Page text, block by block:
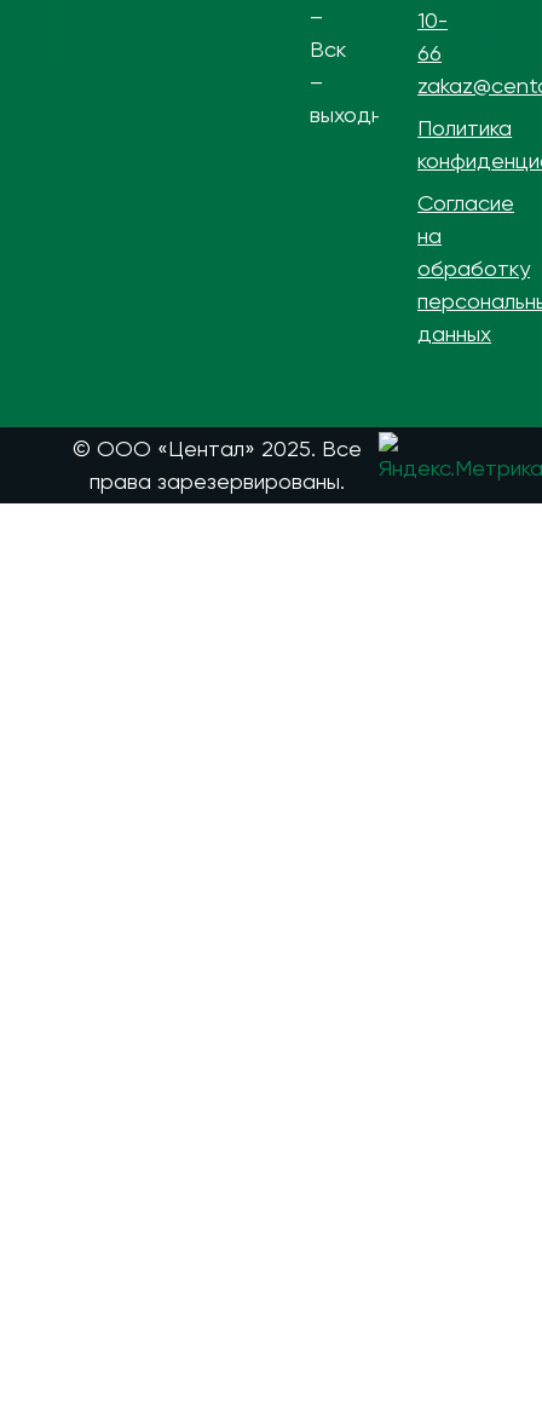
–
Вск
–
выходной
10-
66
Политика
Согласие
на
обработку
данных
© ООО «Центал» 2025. Все
права зарезервированы.